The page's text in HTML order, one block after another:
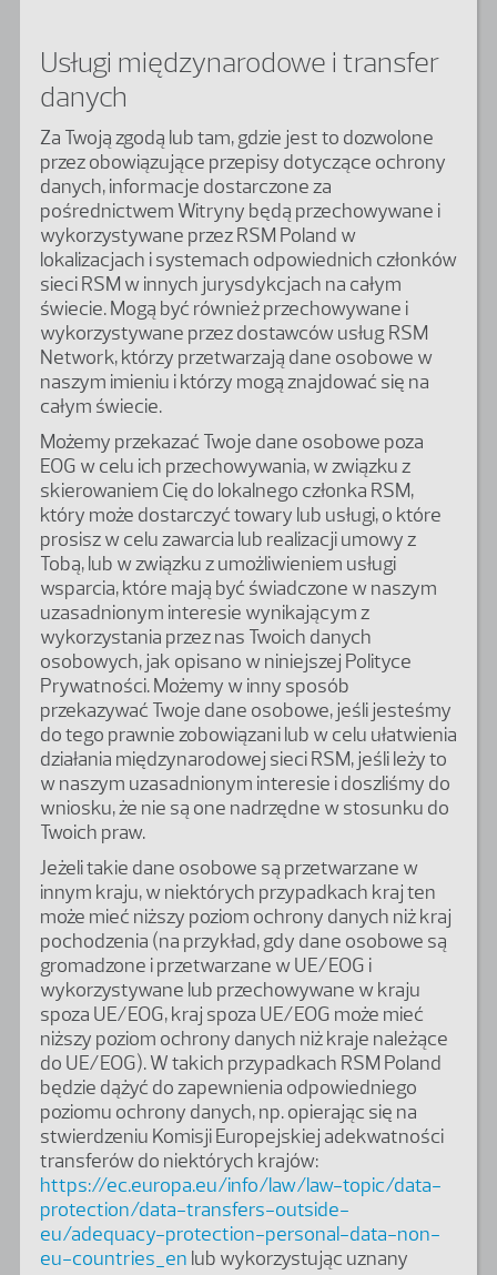
Usługi międzynarodowe i transfer
danych
Za Twoją zgodą lub tam, gdzie jest to dozwolone
przez obowiązujące przepisy dotyczące ochrony
danych, informacje dostarczone za
pośrednictwem Witryny będą przechowywane i
wykorzystywane przez RSM Poland w
lokalizacjach i systemach odpowiednich członków
sieci RSM w innych jurysdykcjach na całym
świecie. Mogą być również przechowywane i
wykorzystywane przez dostawców usług RSM
Network, którzy przetwarzają dane osobowe w
naszym imieniu i którzy mogą znajdować się na
całym świecie.
Możemy przekazać Twoje dane osobowe poza
EOG w celu ich przechowywania, w związku z
skierowaniem Cię do lokalnego członka RSM,
który może dostarczyć towary lub usługi, o które
prosisz w celu zawarcia lub realizacji umowy z
Tobą, lub w związku z umożliwieniem usługi
wsparcia, które mają być świadczone w naszym
uzasadnionym interesie wynikającym z
wykorzystania przez nas Twoich danych
osobowych, jak opisano w niniejszej Polityce
Prywatności. Możemy w inny sposób
przekazywać Twoje dane osobowe, jeśli jesteśmy
do tego prawnie zobowiązani lub w celu ułatwienia
działania międzynarodowej sieci RSM, jeśli leży to
w naszym uzasadnionym interesie i doszliśmy do
wniosku, że nie są one nadrzędne w stosunku do
Twoich praw.
Jeżeli takie dane osobowe są przetwarzane w
innym kraju, w niektórych przypadkach kraj ten
może mieć niższy poziom ochrony danych niż kraj
pochodzenia (na przykład, gdy dane osobowe są
gromadzone i przetwarzane w UE/EOG i
wykorzystywane lub przechowywane w kraju
spoza UE/EOG, kraj spoza UE/EOG może mieć
niższy poziom ochrony danych niż kraje należące
do UE/EOG). W takich przypadkach RSM Poland
będzie dążyć do zapewnienia odpowiedniego
poziomu ochrony danych, np. opierając się na
stwierdzeniu Komisji Europejskiej adekwatności
transferów do niektórych krajów:
https://ec.europa.eu/info/law/law-topic/data-
protection/data-transfers-outside-
eu/adequacy-protection-personal-data-non-
eu-countries_en lub wykorzystując uznany